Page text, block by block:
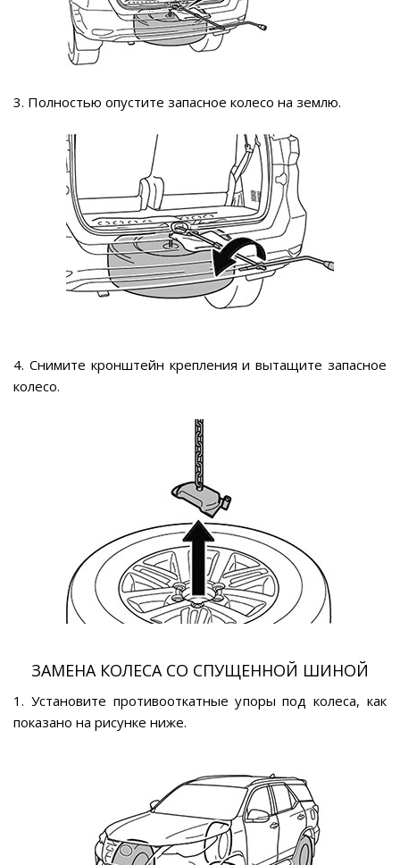
3. Полностью опустите запасное колесо на землю.
4. Снимите кронштейн крепления и вытащите запасное
колесо.
ЗАМЕНА КОЛЕСА СО СПУЩЕННОЙ ШИНОЙ
1. Установите противооткатные упоры под колеса, как
показано на рисунке ниже.